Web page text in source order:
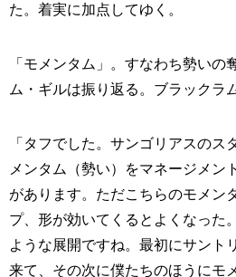
た。着実に加点してゆく。
「モメンタム」。すなわち勢いの
ム・ギルは振り返る。ブラックラ
「タフでした。サンゴリアスのス
メンタム（勢い）をマネージメン
があります。ただこちらのモメン
プ、形が効いてくるとよくなった
ような展開ですね。最初にサント
来て、その次に僕たちのほうにモ